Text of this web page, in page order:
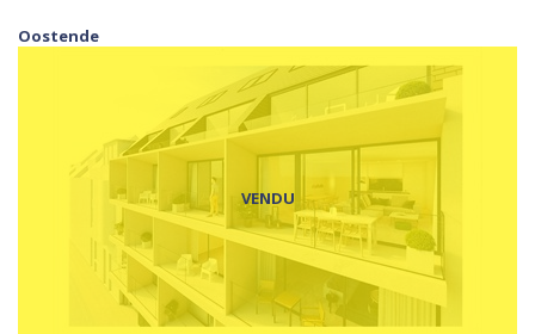
Oostende
VENDU